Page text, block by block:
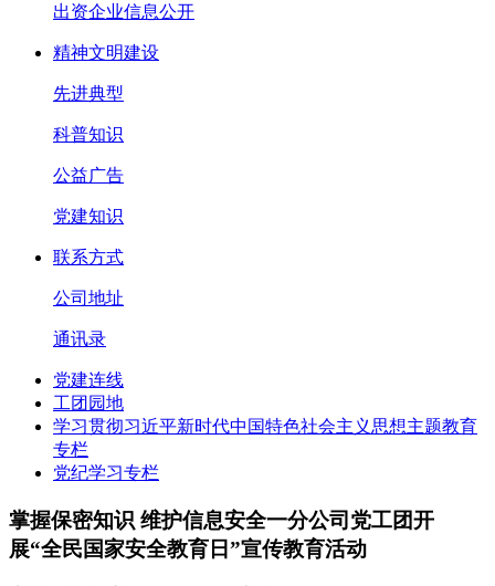
出资企业信息公开
精神文明建设
先进典型
科普知识
公益广告
党建知识
联系方式
公司地址
通讯录
党建连线
工团园地
学习贯彻习近平新时代中国特色社会主义思想主题教育
专栏
党纪学习专栏
掌握保密知识 维护信息安全一分公司党工团开
展“全民国家安全教育日”宣传教育活动